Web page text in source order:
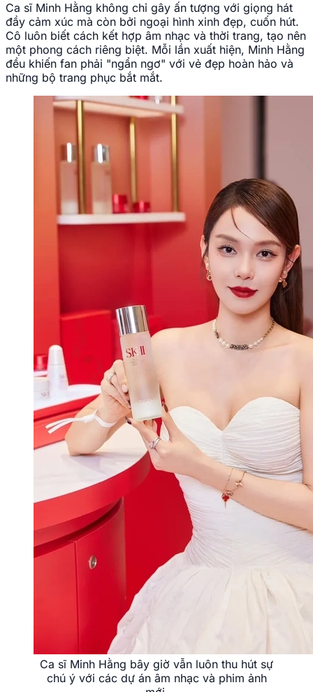
Ca sĩ Minh Hằng không chỉ gây ấn tượng với giọng hát
đầy cảm xúc mà còn bởi ngoại hình xinh đẹp, cuốn hút.
Cô luôn biết cách kết hợp âm nhạc và thời trang, tạo nên
một phong cách riêng biệt. Mỗi lần xuất hiện, Minh Hằng
đều khiến fan phải "ngẩn ngơ" với vẻ đẹp hoàn hảo và
những bộ trang phục bắt mắt.
Ca sĩ Minh Hằng bây giờ vẫn luôn thu hút sự
chú ý với các dự án âm nhạc và phim ảnh